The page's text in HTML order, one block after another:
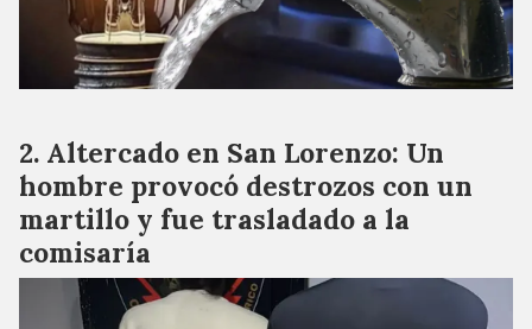
Altercado en San Lorenzo: Un
hombre provocó destrozos con un
martillo y fue trasladado a la
comisaría